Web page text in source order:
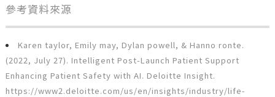
參考資料來源
Karen taylor, Emily may, Dylan powell, & Hanno ronte.
(2022, July 27). Intelligent Post-Launch Patient Support
Enhancing Patient Safety with AI. Deloitte Insight.
https://www2.deloitte.com/us/en/insights/industry/life-